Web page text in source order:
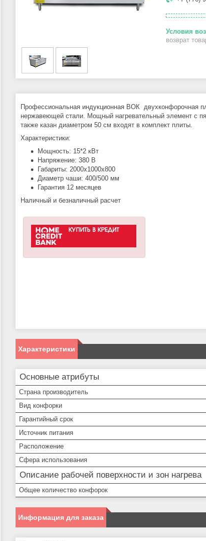
возврат
Профессиональная индукционная ВОК двухконфорочная
нержавеющей стали. Мощный нагревательный элемент с
также казан диаметром 50 см входят в комплект плиты.
Характеристики:
Мощность: 15*2 кВт
Напряжение: 380 В
Габариты: 2000х1000х800
Диаметр чаши: 400/500 мм
Гарантия 12 месяцев
Наличный и безналичный расчет
Характеристики
Основные атрибуты
Страна производитель
Вид конфорки
Гарантийный срок
Источник питания
Расположение
Сфера использования
Описание рабочей поверхности и зон нагрева
Общее количество конфорок
Информация для заказа